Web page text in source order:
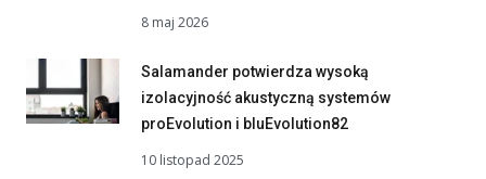
8 maj 2026
Salamander potwierdza wysoką
izolacyjność akustyczną systemów
proEvolution i bluEvolution82
10 listopad 2025